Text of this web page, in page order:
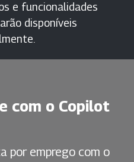
e funcionalidades
disponíveis
com o Copilot
por emprego com o